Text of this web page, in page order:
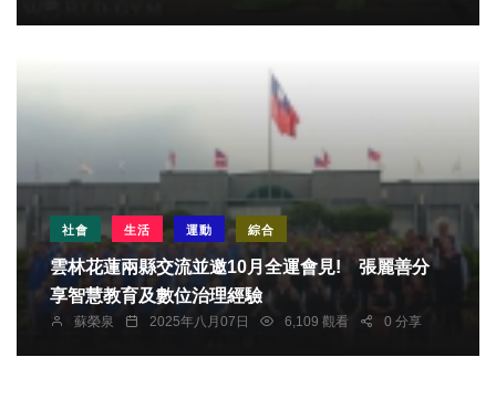
社會 生活 運動 綜合
雲林花蓮兩縣交流並邀10月全運會見! 張麗善分
享智慧教育及數位治理經驗
蘇榮泉 2025年八月07日 6,109 觀看 0 分享